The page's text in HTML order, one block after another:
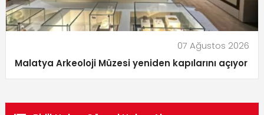
07 Ağustos 2026
Malatya Arkeoloji Müzesi yeniden kapılarını açıyor